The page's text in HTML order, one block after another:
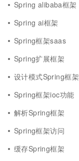
Spring alibaba框架
Spring ai框架
Spring框架saas
Spring扩展框架
设计模式Spring框架
Spring框架ioc功能
解析Spring框架
Spring框架访问
缓存Spring框架